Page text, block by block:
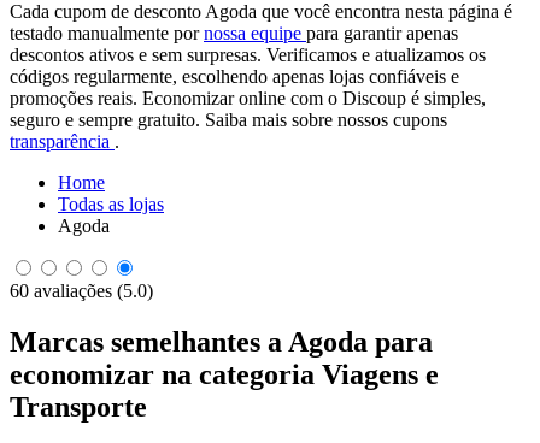
Cada cupom de desconto Agoda que você encontra nesta página é
testado manualmente pornossa equipe para garantir apenas
descontos ativos e sem surpresas. Verificamos e atualizamos os
códigos regularmente, escolhendo apenas lojas confiáveis e
promoções reais. Economizar online com o Discoup é simples,
seguro e sempre gratuito. Saiba mais sobre nossos cupons
transparência .
Home
Todas as lojas
Agoda
60 avaliações (5.0)
Marcas semelhantes a Agoda para
economizar na categoria Viagens e
Transporte